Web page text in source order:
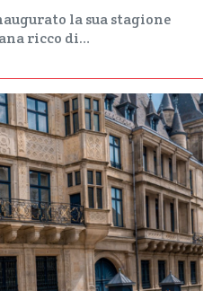
la sua stagione
ricco di…